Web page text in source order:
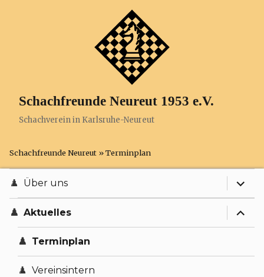
Schachfreunde Neureut 1953 e.V.
Schachverein in Karlsruhe-Neureut
Schachfreunde Neureut »Terminplan
Über uns
Anfahrt
Chronik
Statistisches
Aktuelles
Terminplan
Vereinsintern